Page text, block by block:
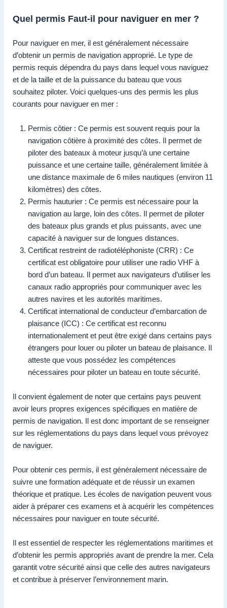
Quel permis Faut-il pour naviguer en mer ?
Pour naviguer en mer, il est généralement nécessaire
d’obtenir un permis de navigation approprié. Le type de
permis requis dépendra du pays dans lequel vous naviguez
et de la taille et de la puissance du bateau que vous
souhaitez piloter. Voici quelques-uns des permis les plus
courants pour naviguer en mer :
Permis côtier : Ce permis est souvent requis pour la
navigation côtière à proximité des côtes. Il permet de
piloter des bateaux à moteur jusqu’à une certaine
puissance et une certaine taille, généralement limitée à
une distance maximale de 6 miles nautiques (environ 11
kilomètres) des côtes.
Permis hauturier : Ce permis est nécessaire pour la
navigation au large, loin des côtes. Il permet de piloter
des bateaux plus grands et plus puissants, avec une
capacité à naviguer sur de longues distances.
Certificat restreint de radiotéléphoniste (CRR) : Ce
certificat est obligatoire pour utiliser une radio VHF à
bord d’un bateau. Il permet aux navigateurs d’utiliser les
canaux radio appropriés pour communiquer avec les
autres navires et les autorités maritimes.
Certificat international de conducteur d’embarcation de
plaisance (ICC) : Ce certificat est reconnu
internationalement et peut être exigé dans certains pays
étrangers pour louer ou piloter un bateau de plaisance. Il
atteste que vous possédez les compétences
nécessaires pour piloter un bateau en toute sécurité.
Il convient également de noter que certains pays peuvent
avoir leurs propres exigences spécifiques en matière de
permis de navigation. Il est donc important de se renseigner
sur les réglementations du pays dans lequel vous prévoyez
de naviguer.
Pour obtenir ces permis, il est généralement nécessaire de
suivre une formation adéquate et de réussir un examen
théorique et pratique. Les écoles de navigation peuvent vous
aider à préparer ces examens et à acquérir les compétences
nécessaires pour naviguer en toute sécurité.
Il est essentiel de respecter les réglementations maritimes et
d’obtenir les permis appropriés avant de prendre la mer. Cela
garantit votre sécurité ainsi que celle des autres navigateurs
et contribue à préserver l’environnement marin.